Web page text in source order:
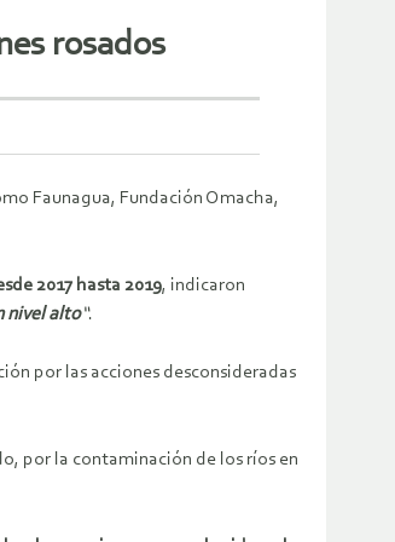
rosados
Faunagua, Fundación Omacha,
2017 hasta 2019, indicaron
nivel alto“.
por las acciones desconsideradas
por la contaminación de los ríos en